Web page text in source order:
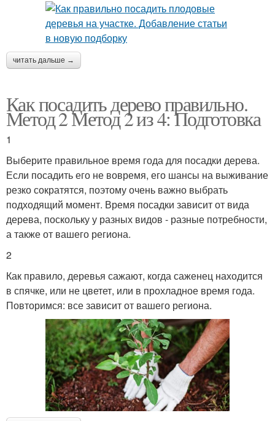
читать дальше →
Как посадить дерево правильно.
Метод 2 Метод 2 из 4: Подготовка
1
Выберите правильное время года для посадки дерева.
Если посадить его не вовремя, его шансы на выживание
резко сократятся, поэтому очень важно выбрать
подходящий момент. Время посадки зависит от вида
дерева, поскольку у разных видов - разные потребности,
а также от вашего региона.
2
Как правило, деревья сажают, когда саженец находится
в спячке, или не цветет, или в прохладное время года.
Повторимся: все зависит от вашего региона.